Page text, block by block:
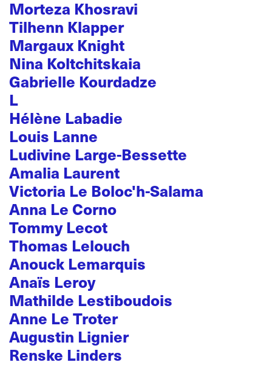
Morteza Khosravi
Tilhenn Klapper
Margaux Knight
Nina Koltchitskaia
Gabrielle Kourdadze
L
Hélène Labadie
Louis Lanne
Ludivine Large-Bessette
Amalia Laurent
Victoria Le Boloc'h-Salama
Anna Le Corno
Tommy Lecot
Thomas Lelouch
Anouck Lemarquis
Anaïs Leroy
Mathilde Lestiboudois
Anne Le Troter
Augustin Lignier
Renske Linders